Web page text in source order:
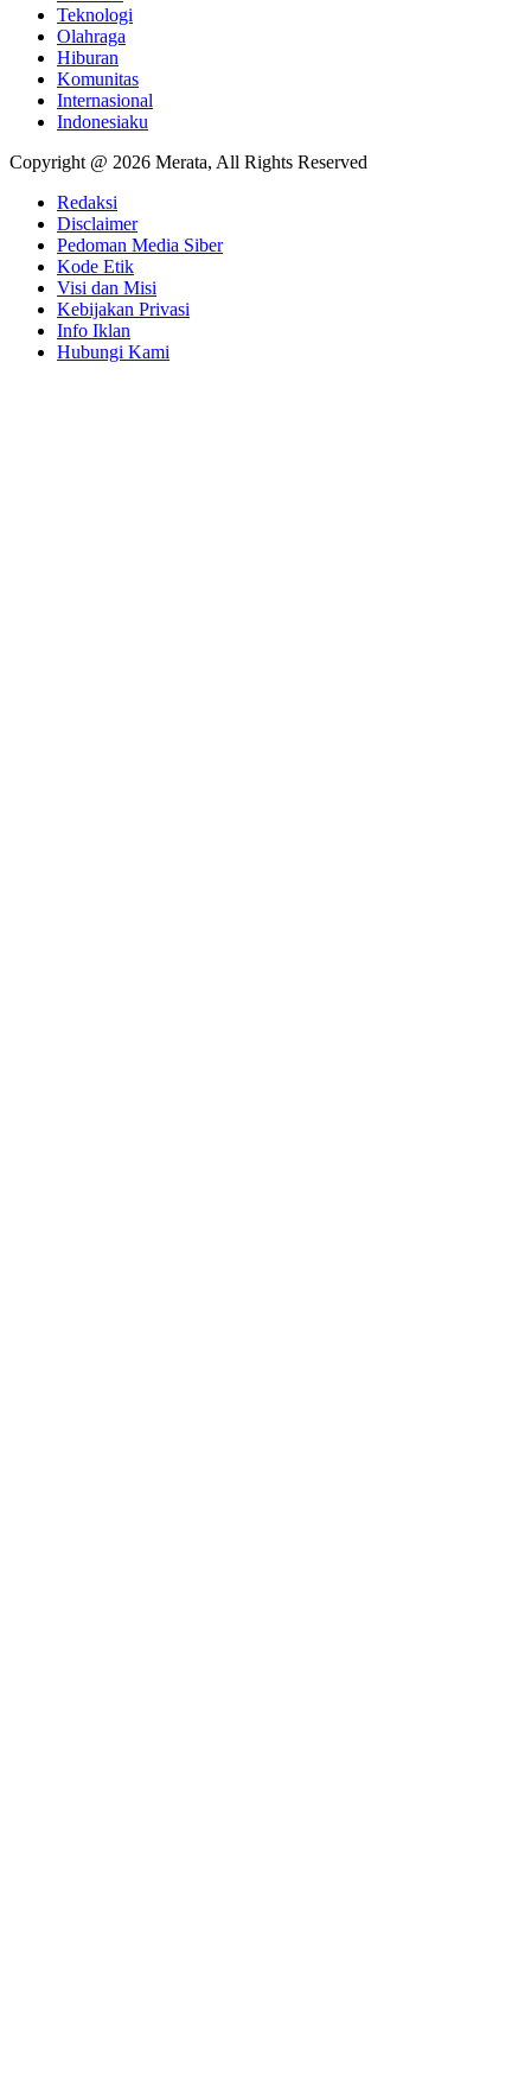
Teknologi
Olahraga
Hiburan
Komunitas
Internasional
Indonesiaku
Copyright @ 2026 Merata, All Rights Reserved
Redaksi
Disclaimer
Pedoman Media Siber
Kode Etik
Visi dan Misi
Kebijakan Privasi
Info Iklan
Hubungi Kami